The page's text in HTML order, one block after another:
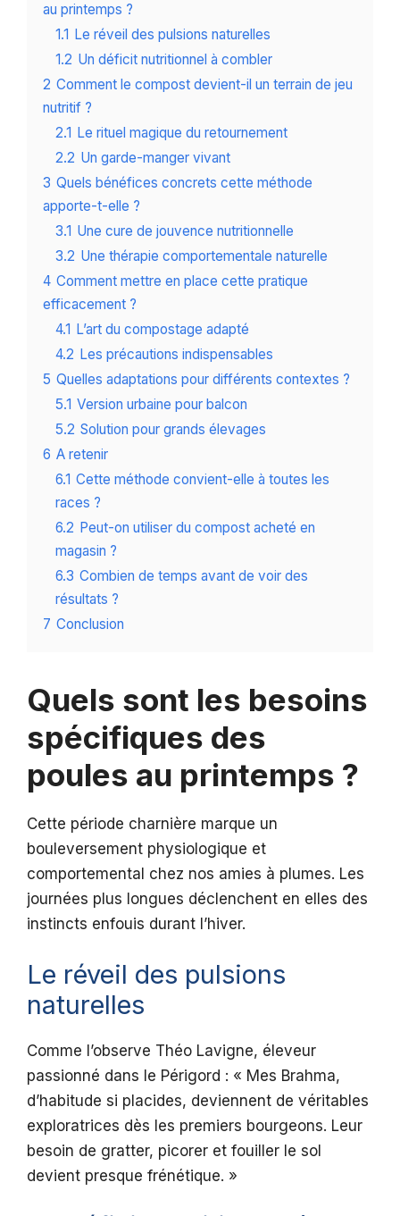
au printemps ?
1.1 Le réveil des pulsions naturelles
1.2 Un déficit nutritionnel à combler
2 Comment le compost devient-il un terrain de jeu
nutritif ?
2.1 Le rituel magique du retournement
2.2 Un garde-manger vivant
3 Quels bénéfices concrets cette méthode
apporte-t-elle ?
3.1 Une cure de jouvence nutritionnelle
3.2 Une thérapie comportementale naturelle
4 Comment mettre en place cette pratique
efficacement ?
4.1 L’art du compostage adapté
4.2 Les précautions indispensables
5 Quelles adaptations pour différents contextes ?
5.1 Version urbaine pour balcon
5.2 Solution pour grands élevages
6 A retenir
6.1 Cette méthode convient-elle à toutes les
races ?
6.2 Peut-on utiliser du compost acheté en
magasin ?
6.3 Combien de temps avant de voir des
résultats ?
7 Conclusion
Quels sont les besoins
spécifiques des
poules au printemps ?
Cette période charnière marque un
bouleversement physiologique et
comportemental chez nos amies à plumes. Les
journées plus longues déclenchent en elles des
instincts enfouis durant l’hiver.
Le réveil des pulsions
naturelles
Comme l’observe Théo Lavigne, éleveur
passionné dans le Périgord : « Mes Brahma,
d’habitude si placides, deviennent de véritables
exploratrices dès les premiers bourgeons. Leur
besoin de gratter, picorer et fouiller le sol
devient presque frénétique. »